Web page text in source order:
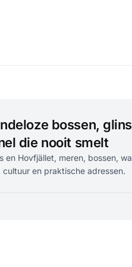
bossen,
die nooit smelt
en Hovfjället, meren, bossen,
en praktische adressen.